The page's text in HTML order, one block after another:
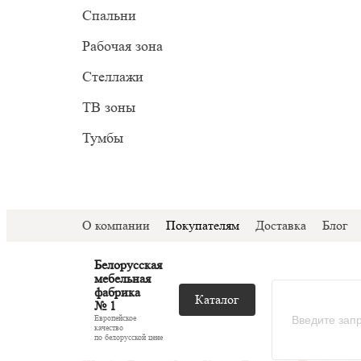
Спальни
Рабочая зона
Стеллажи
ТВ зоны
Тумбы
О компании Покупателям Доставка Блог
Белорусская
мебельная
фабрика
№ 1
Европейское
качество
по белорусской цене
Каталог